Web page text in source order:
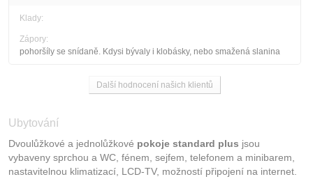
Klady:
Zápory:
pohoršíly se snídaně. Kdysi bývaly i klobásky, nebo smažená slanina
Další hodnocení našich klientů
Ubytování
Dvoulůžkové a jednolůžkové pokoje standard plus jsou
vybaveny sprchou a WC, fénem, sejfem, telefonem a minibarem,
nastavitelnou klimatizací, LCD-TV, možností připojení na internet.